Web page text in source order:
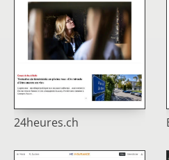
24heures.ch